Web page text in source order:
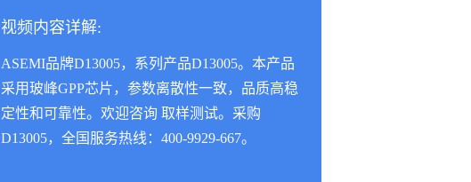
视频内容详解:
ASEMI品牌D13005，系列产品D13005。本产品
采用玻峰GPP芯片，参数离散性一致，品质高稳
定性和可靠性。欢迎咨询 取样测试。采购
D13005，全国服务热线：400-9929-667。